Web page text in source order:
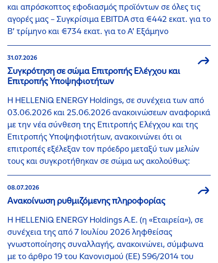
και απρόσκοπτος εφοδιασμός προϊόντων σε όλες τις
αγορές μας – Συγκρίσιμα EBITDA στα €442 εκατ. για το
Β’ τρίμηνο και €734 εκατ. για το Α’ Εξάμηνο
31.07.2026
Συγκρότηση σε σώμα Επιτροπής Ελέγχου και
Επιτροπής Υποψηφιοτήτων
Η HELLENiQ ENERGY Holdings, σε συνέχεια των από
03.06.2026 και 25.06.2026 ανακοινώσεων αναφορικά
με την νέα σύνθεση της Επιτροπής Ελέγχου και της
Επιτροπής Υποψηφιοτήτων, ανακοινώνει ότι οι
επιτροπές εξέλεξαν τον πρόεδρο μεταξύ των μελών
τους και συγκροτήθηκαν σε σώμα ως ακολούθως:
08.07.2026
Ανακοίνωση ρυθμιζόμενης πληροφορίας
Η HELLENiQ ENERGY Holdings A.E. (η «Εταιρεία»), σε
συνέχεια της από 7 Ιουλίου 2026 ληφθείσας
γνωστοποίησης συναλλαγής, ανακοινώνει, σύμφωνα
με το άρθρο 19 του Κανονισμού (ΕΕ) 596/2014 του